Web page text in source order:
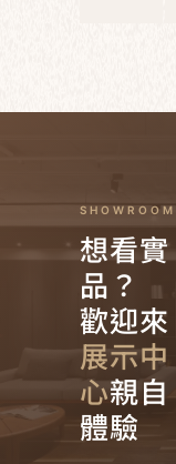
SHOWROOM
想看實
品？
歡迎來
展示中
心親自
體驗